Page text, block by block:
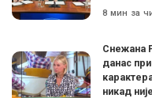
8 мин за
Снежана
данас
никад